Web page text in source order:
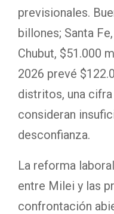
previsionales.
billones; Santa
Chubut, $51.000
2026 prevé
distritos, una
consideran
desconfianza.
La reforma
entre Milei y las
confrontación